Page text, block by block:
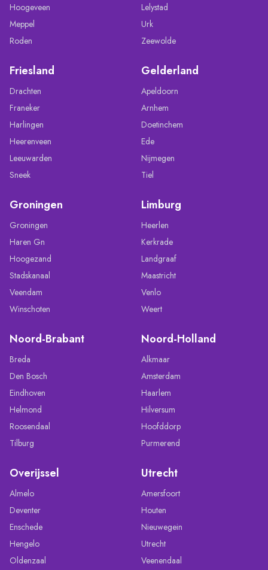
Hoogeveen
Meppel
Roden
Lelystad
Urk
Zeewolde
Friesland
Drachten
Franeker
Harlingen
Heerenveen
Leeuwarden
Sneek
Gelderland
Apeldoorn
Arnhem
Doetinchem
Ede
Nijmegen
Tiel
Groningen
Groningen
Haren Gn
Hoogezand
Stadskanaal
Veendam
Winschoten
Limburg
Heerlen
Kerkrade
Landgraaf
Maastricht
Venlo
Weert
Noord-Brabant
Breda
Den Bosch
Eindhoven
Helmond
Roosendaal
Tilburg
Noord-Holland
Alkmaar
Amsterdam
Haarlem
Hilversum
Hoofddorp
Purmerend
Overijssel
Almelo
Deventer
Enschede
Hengelo
Oldenzaal
Utrecht
Amersfoort
Houten
Nieuwegein
Utrecht
Veenendaal